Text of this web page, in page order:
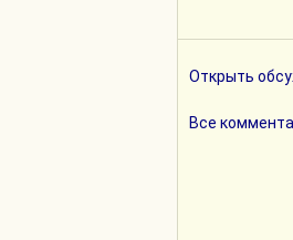
Открыть
Все